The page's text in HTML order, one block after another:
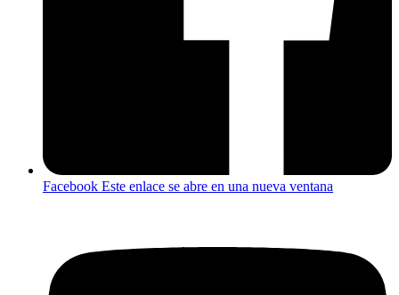
Facebook Este enlace se abre en una nueva ventana